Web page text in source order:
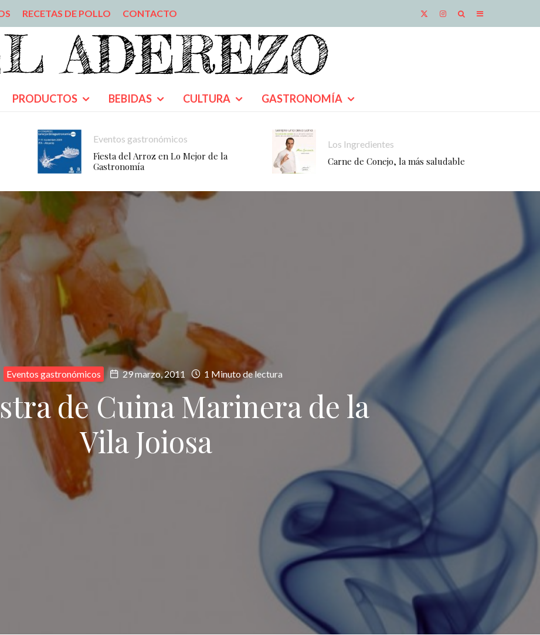
RECETAS DE POLLO CONTACTO
PRODUCTOS BEBIDAS CULTURA GASTRONOMÍA
Eventos gastronómicos
Fiesta del Arroz en Lo Mejor de la
Gastronomía
Los Ingredientes
Carne de Conejo, la más saludable
Eventos gastronómicos 29 marzo, 2011 1 Minuto de lectura
de Cuina Marinera de la
Vila Joiosa